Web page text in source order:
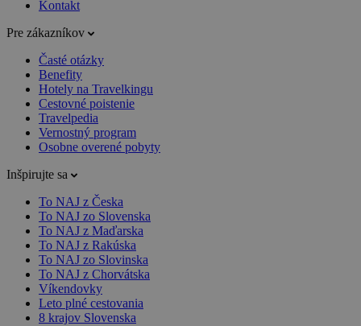
Kontakt
Pre zákazníkov
Časté otázky
Benefity
Hotely na Travelkingu
Cestovné poistenie
Travelpedia
Vernostný program
Osobne overené pobyty
Inšpirujte sa
To NAJ z Česka
To NAJ zo Slovenska
To NAJ z Maďarska
To NAJ z Rakúska
To NAJ zo Slovinska
To NAJ z Chorvátska
Víkendovky
Leto plné cestovania
8 krajov Slovenska